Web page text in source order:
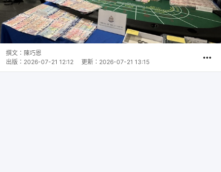
撰文： 陳巧恩
出版： 2026-07-21 12:12 更新： 2026-07-21 13:15